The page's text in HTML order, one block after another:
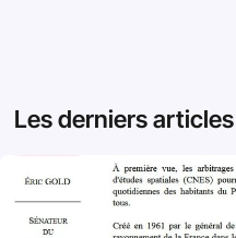
Les derniers articles